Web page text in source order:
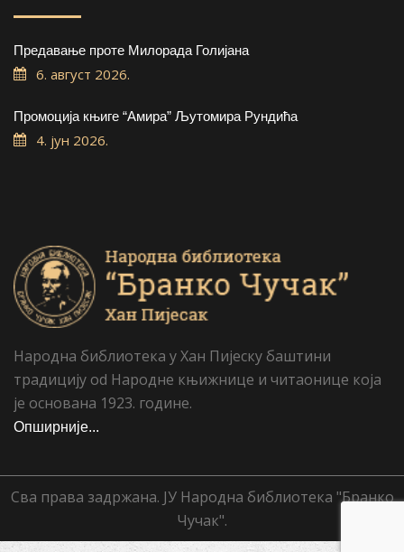
Предавање проте Милорада Голијана
6. август 2026.
Промоција књиге “Амира” Љутомира Рундића
4. јун 2026.
Народна библиотека у Хан Пијеску баштини
традицију od Народне књижнице и читаонице која
је основана 1923. године.
Опширније...
Сва права задржана. ЈУ Народна библиотека "Бранко
Чучак".